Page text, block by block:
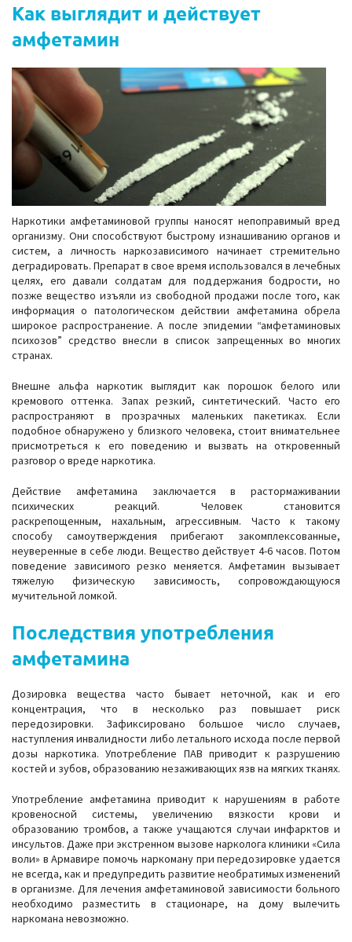
Как выглядит и действует
амфетамин
Наркотики амфетаминовой группы наносят непоправимый вред
организму. Они способствуют быстрому изнашиванию органов и
систем, а личность наркозависимого начинает стремительно
деградировать. Препарат в свое время использовался в лечебных
целях, его давали солдатам для поддержания бодрости, но
позже вещество изъяли из свободной продажи после того, как
информация о патологическом действии амфетамина обрела
широкое распространение. А после эпидемии “амфетаминовых
психозов” средство внесли в список запрещенных во многих
странах.
Внешне альфа наркотик выглядит как порошок белого или
кремового оттенка. Запах резкий, синтетический. Часто его
распространяют в прозрачных маленьких пакетиках. Если
подобное обнаружено у близкого человека, стоит внимательнее
присмотреться к его поведению и вызвать на откровенный
разговор о вреде наркотика.
Действие амфетамина заключается в растормаживании
психических реакций. Человек становится
раскрепощенным, нахальным, агрессивным. Часто к такому
способу самоутверждения прибегают закомплексованные,
неуверенные в себе люди. Вещество действует 4-6 часов. Потом
поведение зависимого резко меняется. Амфетамин вызывает
тяжелую физическую зависимость, сопровождающуюся
мучительной ломкой.
Последствия употребления
амфетамина
Дозировка вещества часто бывает неточной, как и его
концентрация, что в несколько раз повышает риск
передозировки. Зафиксировано большое число случаев,
наступления инвалидности либо летального исхода после первой
дозы наркотика. Употребление ПАВ приводит к разрушению
костей и зубов, образованию незаживающих язв на мягких тканях.
Употребление амфетамина приводит к нарушениям в работе
кровеносной системы, увеличению вязкости крови и
образованию тромбов, а также учащаются случаи инфарктов и
инсультов. Даже при экстренном вызове нарколога клиники «Сила
воли» в Армавире помочь наркоману при передозировке удается
не всегда, как и предупредить развитие необратимых изменений
в организме. Для лечения амфетаминовой зависимости больного
необходимо разместить в стационаре, на дому вылечить
наркомана невозможно.